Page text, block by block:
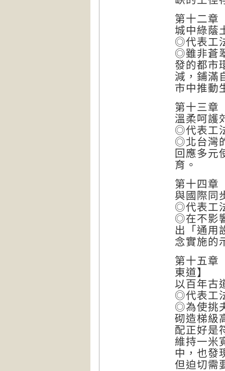
第十二章
城中綠蔭
◎代表工
◎雖非蒼
發的都市
減，鋪滿
市中推動
第十三章
溫柔呵護
◎代表工
◎北台灣
回應多元
育。
第十四章
與國際同
◎代表工
◎在不影
出「通用
念實施的
第十五章
東道】
以百年古
◎代表工
◎為使挑
砌造梯級
配正好是
維持一米
中，也發
但迫切需